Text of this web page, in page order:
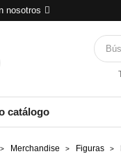
nosotros
catálogo
Merchandise Figuras